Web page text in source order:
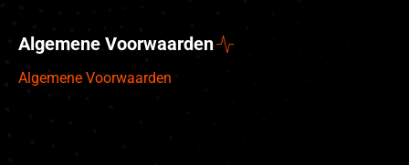
Algemene Voorwaarden
Algemene Voorwaarden